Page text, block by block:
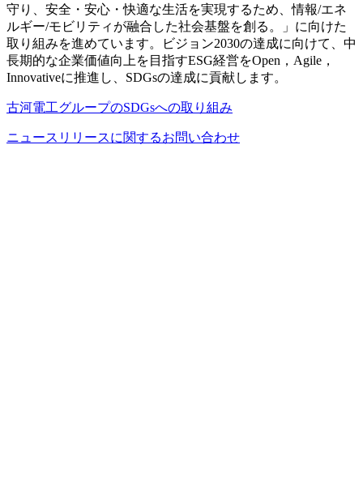
守り、安全・安心・快適な生活を実現するため、情報/エネ
ルギー/モビリティが融合した社会基盤を創る。」に向けた
取り組みを進めています。ビジョン2030の達成に向けて、中
長期的な企業価値向上を目指すESG経営をOpen，Agile，
Innovativeに推進し、SDGsの達成に貢献します。
古河電工グループのSDGsへの取り組み
ニュースリリースに関するお問い合わせ